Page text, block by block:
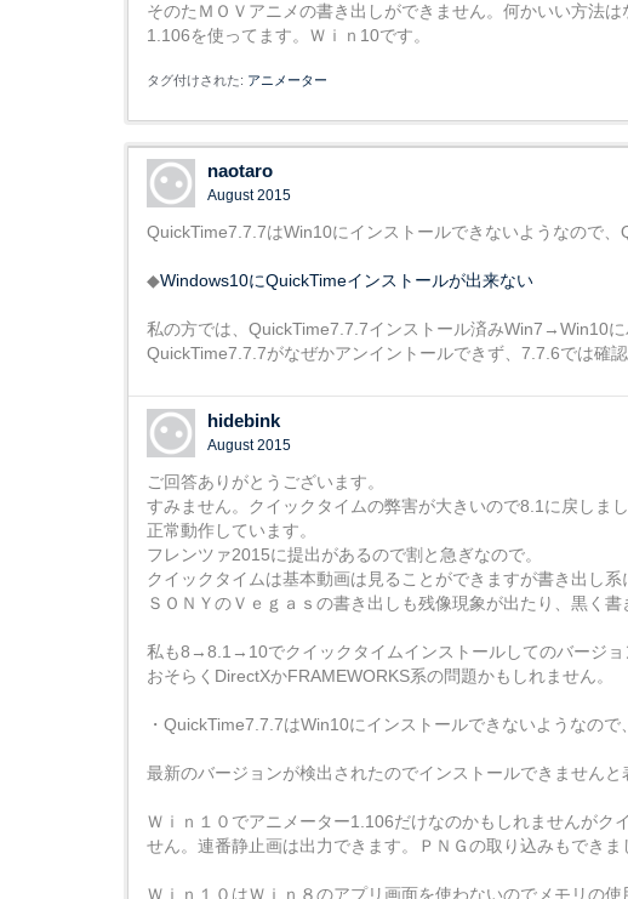
そのたＭＯＶアニメの書き出しができません。何かいい方法
1.106を使ってます。Ｗｉｎ10です。
タグ付けされた: アニメーター
naotaro
August 2015
QuickTime7.7.7はWin10にインストールできないようなので
◆Windows10にQuickTimeインストールが出来ない
私の方では、QuickTime7.7.7インストール済みWin7→Win10
QuickTime7.7.7がなぜかアンイントールできず、7.7.6では確認
hidebink
August 2015
ご回答ありがとうございます。
すみません。クイックタイムの弊害が大きいので8.1に戻しまし
正常動作しています。
フレンツァ2015に提出があるので割と急ぎなので。
クイックタイムは基本動画は見ることができますが書き出し系
ＳＯＮＹのＶｅｇａｓの書き出しも残像現象が出たり、黒く
私も8→8.1→10でクイックタイムインストールしてのバージョ
おそらくDirectXかFRAMEWORKS系の問題かもしれません。
・QuickTime7.7.7はWin10にインストールできないようなの
最新のバージョンが検出されたのでインストールできませんと
Ｗｉｎ１０でアニメーター1.106だけなのかもしれませんがク
せん。連番静止画は出力できます。ＰＮＧの取り込みもできま
Ｗｉｎ１０はＷｉｎ８のアプリ画面を使わないのでメモリの